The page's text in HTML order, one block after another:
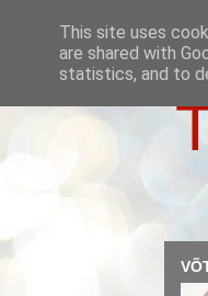
This site uses
are shared with
statistics, and to